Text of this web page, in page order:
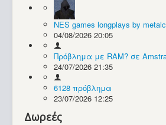
NES games longplays by
04/08/2026 20:05
Πρόβλημα με RAM? σε
24/07/2026 21:35
6128 πρόβλημα
23/07/2026 12:25
Δωρεές